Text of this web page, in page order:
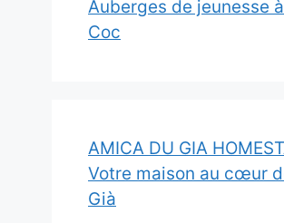
Auberges de jeunesse
Coc
AMICA DU GIA
Votre maison au cœur
Già